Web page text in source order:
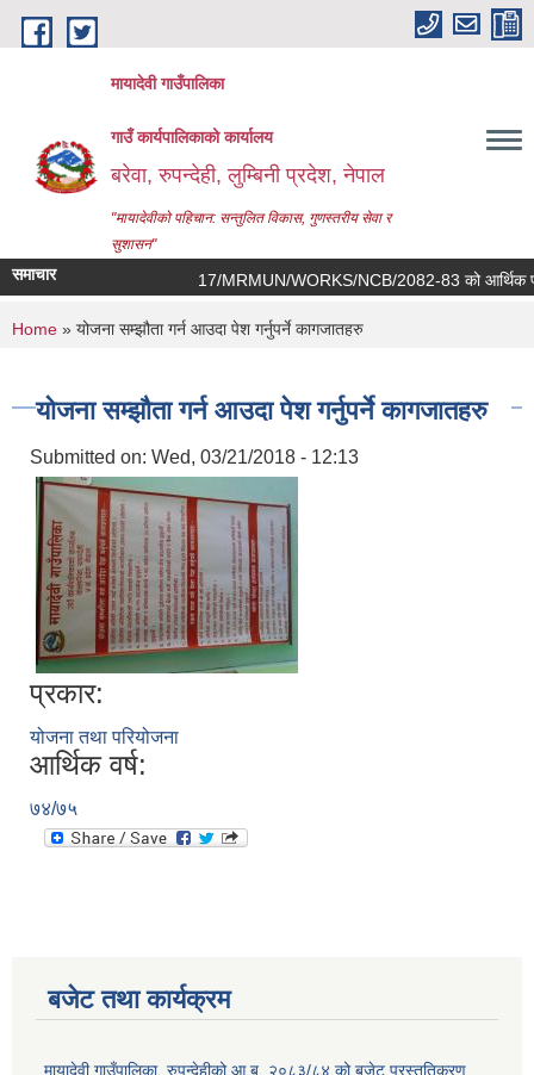
Skip to main content
मायादेवी गाउँपालिका
गाउँ कार्यपालिकाको कार्यालय
बरेवा, रुपन्देही, लुम्बिनी प्रदेश, नेपाल
"मायादेवीको पहिचान: सन्तुलित विकास, गुणस्तरीय सेवा र
सुशासन"
समाचार 17/MRMUN/WORKS/NCB/2082-83 को आर्थिक
You are here
Home » योजना सम्झौता गर्न आउदा पेश गर्नुपर्ने कागजातहरु
योजना सम्झौता गर्न आउदा पेश गर्नुपर्ने कागजातहरु
Submitted on: Wed, 03/21/2018 - 12:13
प्रकार:
योजना तथा परियोजना
आर्थिक वर्ष:
७४/७५
बजेट तथा कार्यक्रम
मायादेवी गाउँपालिका, रुपन्देहीको आ.ब. २०८३/८४ को बजेट प्रस्तुतिकरण